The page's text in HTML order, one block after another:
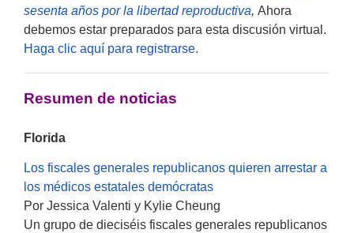
sesenta años por la libertad reproductiva, Ahora
debemos estar preparados para esta discusión virtual.
Haga clic aquí para registrarse.
Resumen de noticias
Florida
Los fiscales generales republicanos quieren arrestar a
los médicos estatales demócratas
Por Jessica Valenti y Kylie Cheung
Un grupo de dieciséis fiscales generales republicanos